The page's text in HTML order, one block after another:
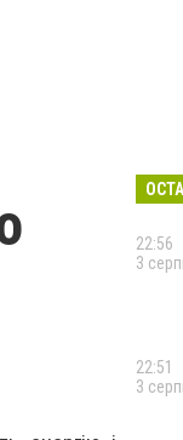
22:56
3
22:51
3